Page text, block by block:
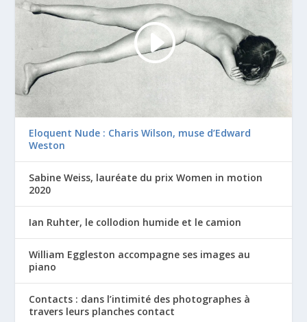
Eloquent Nude : Charis Wilson, muse d’Edward
Weston
Sabine Weiss, lauréate du prix Women in motion
2020
Ian Ruhter, le collodion humide et le camion
William Eggleston accompagne ses images au
piano
Contacts : dans l’intimité des photographes à
travers leurs planches contact